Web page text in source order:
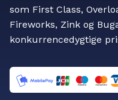
som First Class,
Fireworks, Zink og
konkurrencedygtige